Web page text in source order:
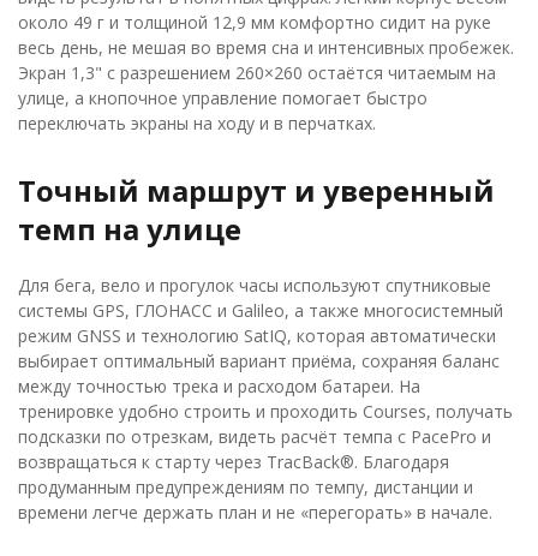
около 49 г и толщиной 12,9 мм комфортно сидит на руке
весь день, не мешая во время сна и интенсивных пробежек.
Экран 1,3" с разрешением 260×260 остаётся читаемым на
улице, а кнопочное управление помогает быстро
переключать экраны на ходу и в перчатках.
Точный маршрут и уверенный
темп на улице
Для бега, вело и прогулок часы используют спутниковые
системы GPS, ГЛОНАСС и Galileo, а также многосистемный
режим GNSS и технологию SatIQ, которая автоматически
выбирает оптимальный вариант приёма, сохраняя баланс
между точностью трека и расходом батареи. На
тренировке удобно строить и проходить Courses, получать
подсказки по отрезкам, видеть расчёт темпа с PacePro и
возвращаться к старту через TracBack®. Благодаря
продуманным предупреждениям по темпу, дистанции и
времени легче держать план и не «перегорать» в начале.